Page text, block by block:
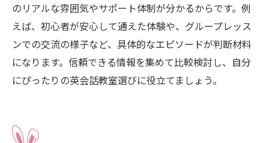
のリアルな雰囲気やサポート体制が分かるからです。例
えば、初心者が安心して通えた体験や、グループレッス
ンでの交流の様子など、具体的なエピソードが判断材料
になります。信頼できる情報を集めて比較検討し、自分
にぴったりの英会話教室選びに役立てましょう。